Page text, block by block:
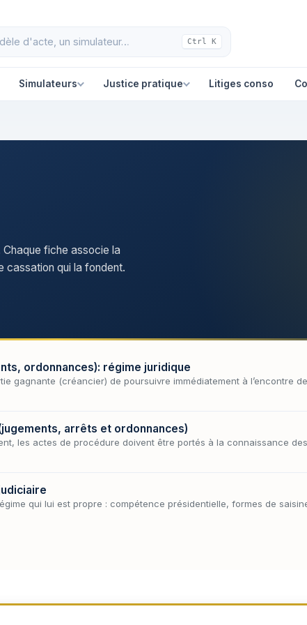
Ctrl K
Simulateurs Justice pratique Litiges conso
fiche associe la
cassation qui la fondent.
ordonnances): régime juridique
gagnante (créancier) de poursuivre immédiatement à l’encontre
arrêts et ordonnances)
les actes de procédure doivent être portés à la connaissance
qui lui est propre : compétence présidentielle, formes de